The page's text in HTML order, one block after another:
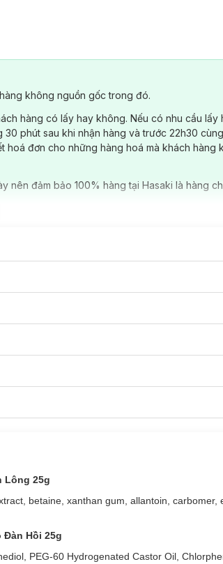
Sóc Lỗ Chân Lông 25g
cá, không chỉ có đặc tính kháng khuẩn,
không nguồn gốc trong đó.
hàng có lấy hay không. Nếu có nhu cầu lấy
phút sau khi nhận hàng và trước 22h30
hoá đơn cho những hàng hoá mà khách hàng
nên đảm bảo 100% hàng tại Hasaki là hàng
Lông 25g
betaine, xanthan gum, allantoin, carbomer,
Đàn Hồi 25g
PEG-60 Hydrogenated Castor Oil,